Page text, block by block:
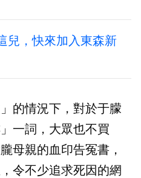
兒，快來加入東森新
的情況下，對於于朦
一詞，大眾也不買
母親的血印告冤書，
令不少追求死因的網